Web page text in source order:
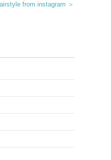
from instagram ＞